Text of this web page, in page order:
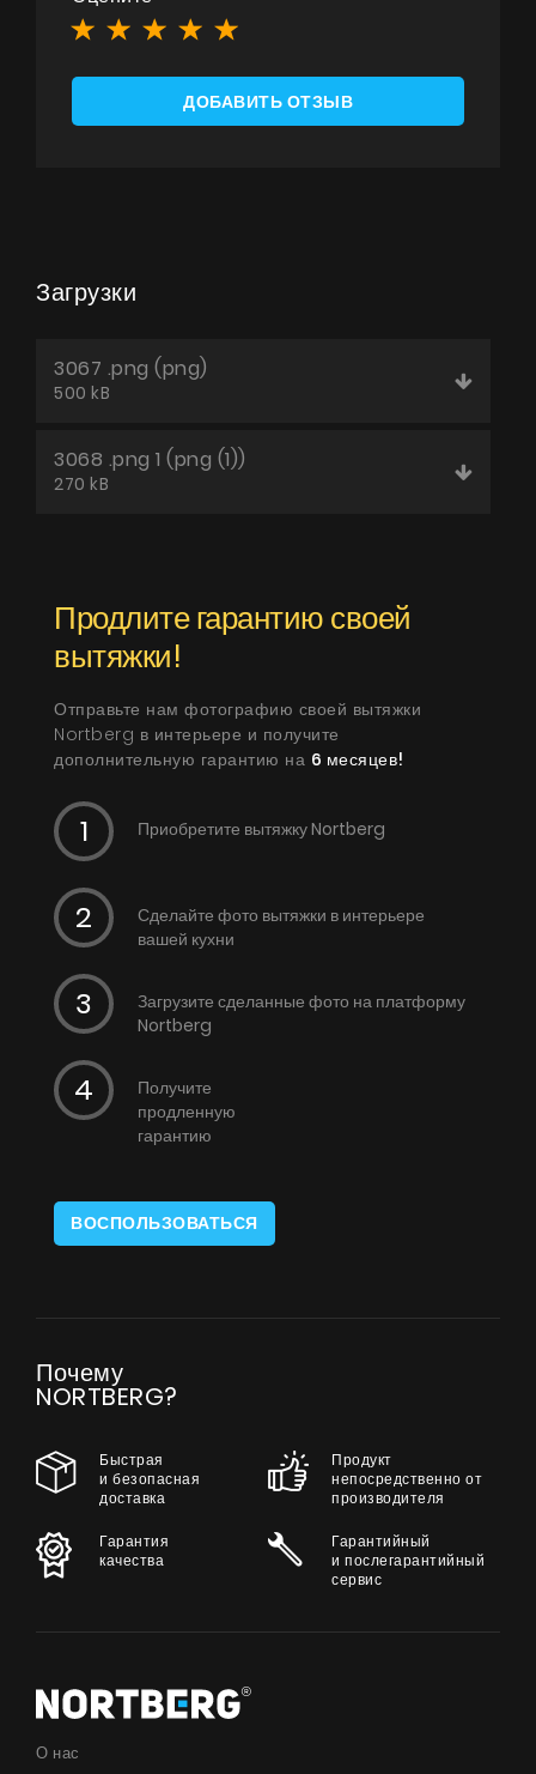
ДОБАВИТЬ ОТЗЫВ
Загрузки
3067 .png (png)
500 kB
3068 .png 1 (png (1))
270 kB
Продлите гарантию своей
вытяжки!
Отправьте нам фотографию своей вытяжки
Nortberg в интерьере и получите
дополнительную гарантию на 6 месяцев!
Приобретите вытяжку Nortberg
Сделайте фото вытяжки в интерьере
вашей кухни
Загрузите сделанные фото на платформу
Nortberg
Получите
продленную
гарантию
ВОСПОЛЬЗОВАТЬСЯ
Почему
NORTBERG?
Быстрая
и безопасная
доставка
Продукт
непосредственно от
производителя
Гарантия
качества
Гарантийный
и послегарантийный
сервис
О нас